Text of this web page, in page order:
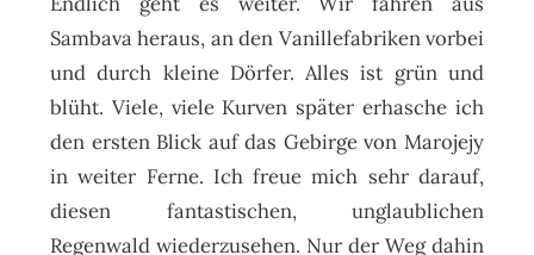
Sambava heraus, an den Vanillefabriken vorbei
und durch kleine Dörfer. Alles ist grün und
blüht. Viele, viele Kurven später erhasche ich
den ersten Blick auf das Gebirge von Marojejy
in weiter Ferne. Ich freue mich sehr darauf,
diesen fantastischen, unglaublichen
Regenwald wiederzusehen. Nur der Weg dahin